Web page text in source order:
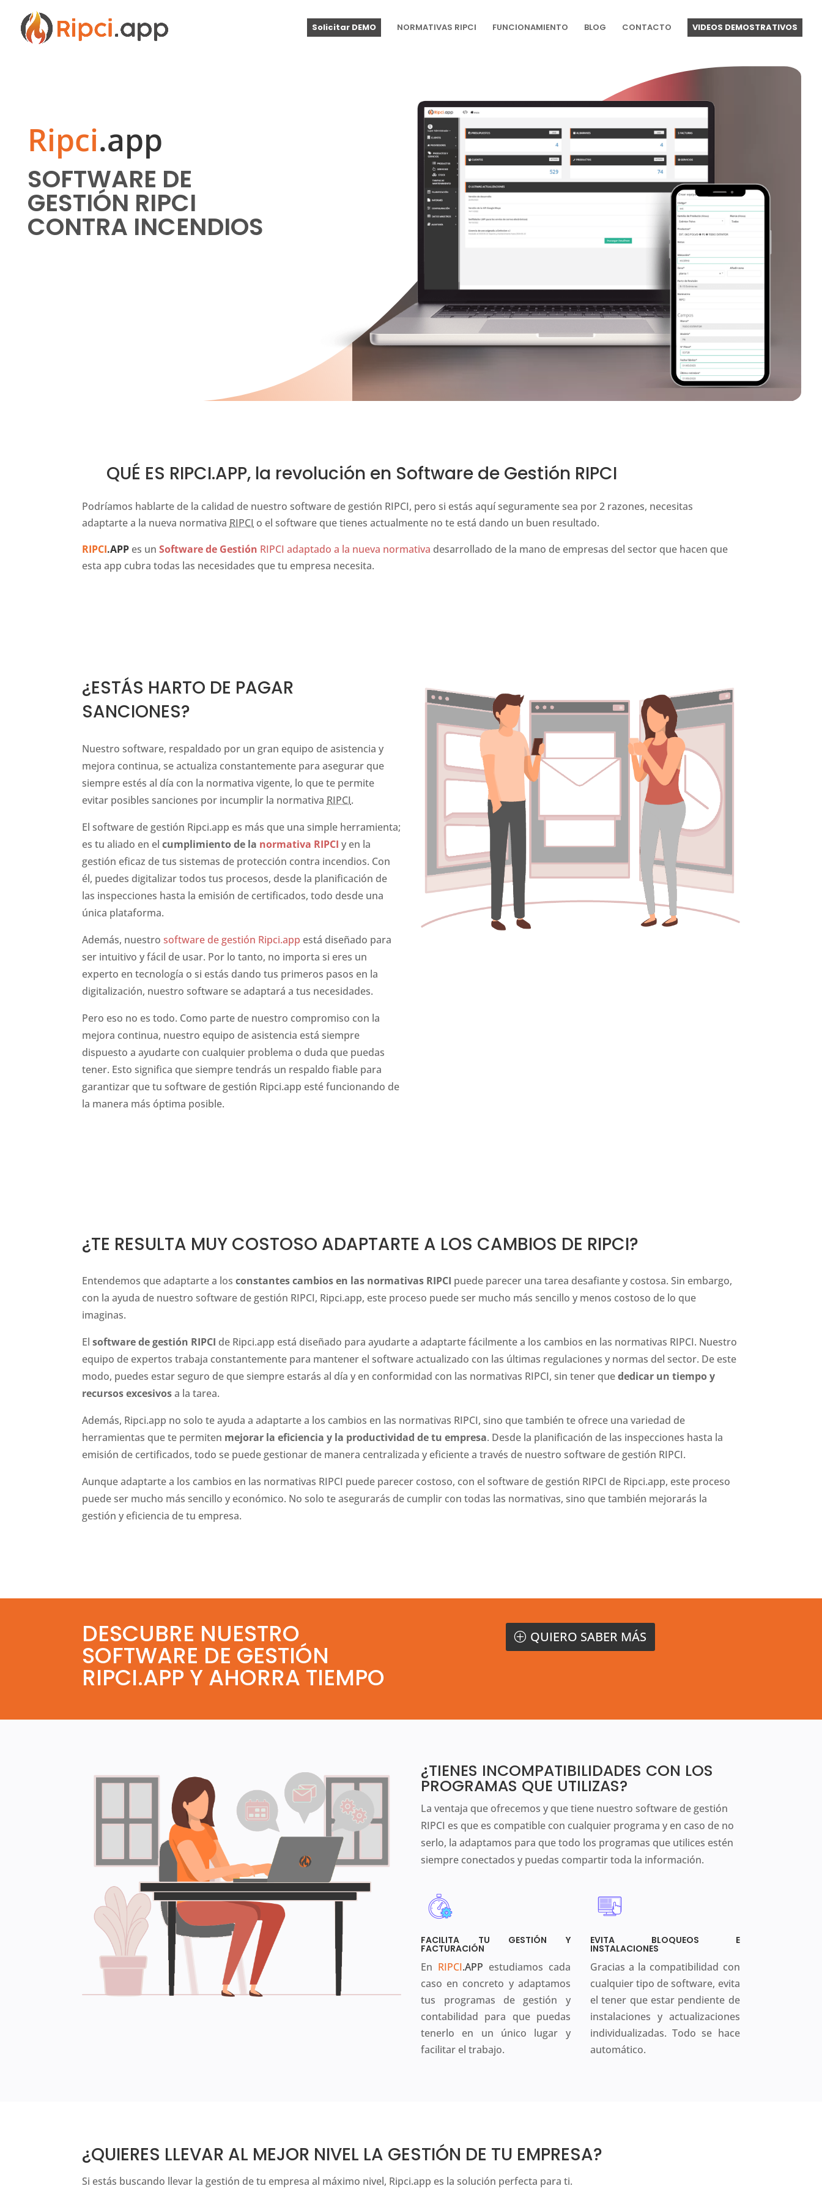
Solicitar DEMO NORMATIVAS RIPCI FUNCIONAMIENTO BLOG CONTACTO VIDEOS DEMOSTRATIVOS
Ripci.app
SOFTWARE DE
GESTIÓN RIPCI
CONTRA INCENDIOS
QUÉ ES RIPCI.APP, la revolución en Software de Gestión RIPCI
Podríamos hablarte de la calidad de nuestro software de gestión RIPCI, pero si estás aquí seguramente sea por 2 razones, necesitas
adaptarte a la nueva normativa RIPCI o el software que tienes actualmente no te está dando un buen resultado.
RIPCI.APP es unSoftware de Gestión RIPCI adaptado a la nueva normativa desarrollado de la mano de empresas del sector que hacen que
esta app cubra todas las necesidades que tu empresa necesita.
¿ESTÁS HARTO DE PAGAR
SANCIONES?
Nuestro software, respaldado por un gran equipo de asistencia y
mejora continua, se actualiza constantemente para asegurar que
siempre estés al día con la normativa vigente, lo que te permite
evitar posibles sanciones por incumplir la normativa RIPCI.
El software de gestión Ripci.app es más que una simple herramienta;
es tu aliado en elcumplimiento de la normativa RIPCI y en la
gestión eficaz de tus sistemas de protección contra incendios. Con
él, puedes digitalizar todos tus procesos, desde la planificación de
las inspecciones hasta la emisión de certificados, todo desde una
única plataforma.
Además, nuestrosoftware de gestión Ripci.app está diseñado para
ser intuitivo y fácil de usar. Por lo tanto, no importa si eres un
experto en tecnología o si estás dando tus primeros pasos en la
digitalización, nuestro software se adaptará a tus necesidades.
Pero eso no es todo. Como parte de nuestro compromiso con la
mejora continua, nuestro equipo de asistencia está siempre
dispuesto a ayudarte con cualquier problema o duda que puedas
tener. Esto significa que siempre tendrás un respaldo fiable para
garantizar que tu software de gestión Ripci.app esté funcionando de
la manera más óptima posible.
¿TE RESULTA MUY COSTOSO ADAPTARTE A LOS CAMBIOS DE RIPCI?
Entendemos que adaptarte a losconstantes cambios en las normativas RIPCI puede parecer una tarea desafiante y costosa. Sin embargo,
con la ayuda de nuestro software de gestión RIPCI, Ripci.app, este proceso puede ser mucho más sencillo y menos costoso de lo que
imaginas.
Elsoftware de gestión RIPCI de Ripci.app está diseñado para ayudarte a adaptarte fácilmente a los cambios en las normativas RIPCI. Nuestro
equipo de expertos trabaja constantemente para mantener el software actualizado con las últimas regulaciones y normas del sector. De este
modo, puedes estar seguro de que siempre estarás al día y en conformidad con las normativas RIPCI, sin tener quededicar un tiempo y
recursos excesivosa la tarea.
Además, Ripci.app no solo te ayuda a adaptarte a los cambios en las normativas RIPCI, sino que también te ofrece una variedad de
herramientas que te permiten mejorar la eficiencia y la productividad de tu empresa. Desde la planificación de las inspecciones hasta la
emisión de certificados, todo se puede gestionar de manera centralizada y eficiente a través de nuestro software de gestión RIPCI.
Aunque adaptarte a los cambios en las normativas RIPCI puede parecer costoso, con el software de gestión RIPCI de Ripci.app, este proceso
puede ser mucho más sencillo y económico. No solo te asegurarás de cumplir con todas las normativas, sino que también mejorarás la
gestión y eficiencia de tu empresa.
DESCUBRE NUESTRO
SOFTWARE DE GESTIÓN
RIPCI.APP Y AHORRA TIEMPO
QUIERO SABER MÁS
¿TIENES INCOMPATIBILIDADES CON LOS
PROGRAMAS QUE UTILIZAS?
La ventaja que ofrecemos y que tiene nuestro software de gestión
RIPCI es que es compatible con cualquier programa y en caso de no
serlo, la adaptamos para que todo los programas que utilices estén
siempre conectados y puedas compartir toda la información.
FACILITA TU GESTIÓN Y
FACTURACIÓN
En RIPCI.APP estudiamos cada
caso en concreto y adaptamos
tus programas de gestión y
contabilidad para que puedas
tenerlo en un único lugar y
facilitar el trabajo.
EVITA BLOQUEOS E
INSTALACIONES
Gracias a la compatibilidad con
cualquier tipo de software, evita
el tener que estar pendiente de
instalaciones y actualizaciones
individualizadas. Todo se hace
automático.
¿QUIERES LLEVAR AL MEJOR NIVEL LA GESTIÓN DE TU EMPRESA?
Si estás buscando llevar la gestión de tu empresa al máximo nivel, Ripci.app es la solución perfecta para ti.